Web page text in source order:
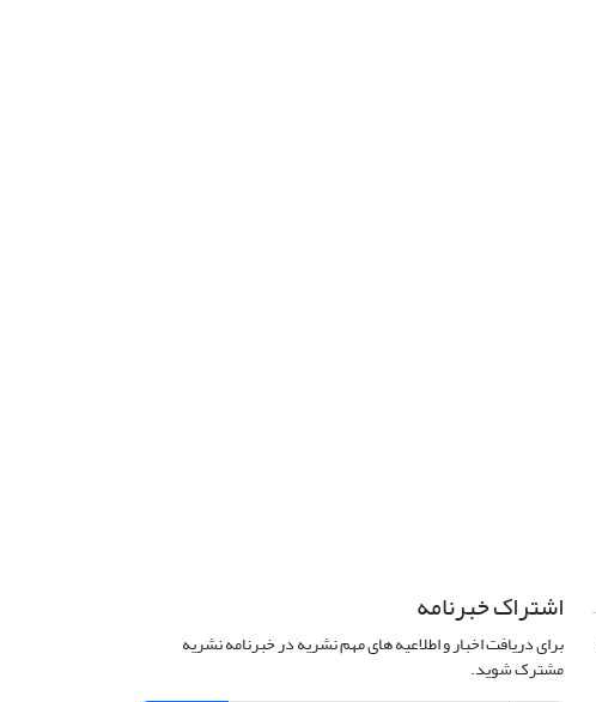
اشتراک خبرنامه
برای دریافت اخبار و اطلاعیه های مهم نشریه در خبرنامه نشریه
مشترک شوید.